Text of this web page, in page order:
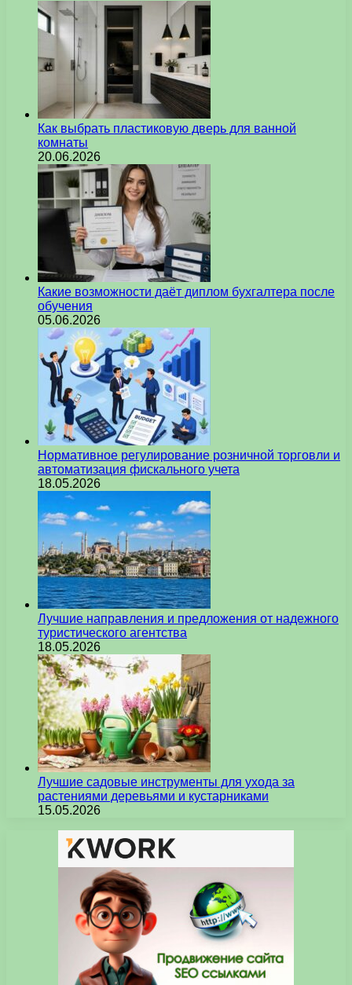
Как выбрать пластиковую дверь для ванной
комнаты
20.06.2026
Какие возможности даёт диплом бухгалтера после
обучения
05.06.2026
Нормативное регулирование розничной торговли и
автоматизация фискального учета
18.05.2026
Лучшие направления и предложения от надежного
туристического агентства
18.05.2026
Лучшие садовые инструменты для ухода за
растениями деревьями и кустарниками
15.05.2026